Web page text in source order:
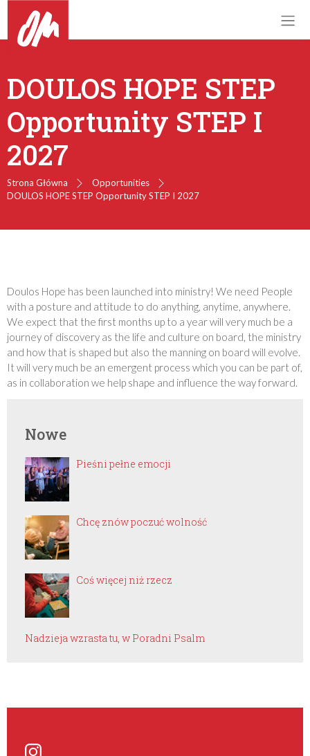
DOULOS HOPE STEP
Opportunity STEP I
2027
Strona Główna
Opportunities
DOULOS HOPE STEP Opportunity STEP I 2027
Doulos Hope has been launched into ministry! We need People
with a posture and attitude to do anything, anytime, anywhere.
We expect that the first months up to a year will very much be a
journey of discovery as the life and culture on board, the ministry
and how that is shaped but also the manning on board will evolve.
It will very much be an emergent process which you can be part of,
as in collaboration we help shape and influence the way forward.
Nowe
Pieśni pełne emocji
Chcę znów poczuć wolność
Coś więcej niż rzecz
Nadzieja wzrasta tu, w Poradni Psalm